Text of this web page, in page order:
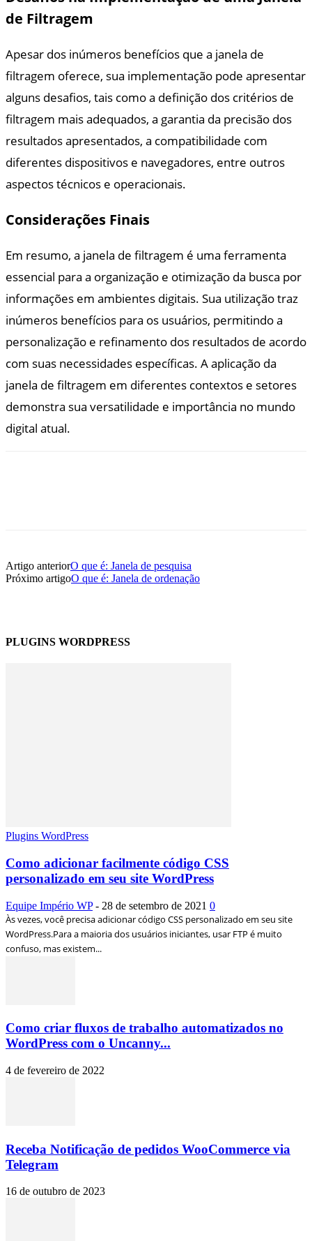
de Filtragem
Apesar dos inúmeros benefícios que a janela de
filtragem oferece, sua implementação pode apresentar
alguns desafios, tais como a definição dos critérios de
filtragem mais adequados, a garantia da precisão dos
resultados apresentados, a compatibilidade com
diferentes dispositivos e navegadores, entre outros
aspectos técnicos e operacionais.
Considerações Finais
Em resumo, a janela de filtragem é uma ferramenta
essencial para a organização e otimização da busca por
informações em ambientes digitais. Sua utilização traz
inúmeros benefícios para os usuários, permitindo a
personalização e refinamento dos resultados de acordo
com suas necessidades específicas. A aplicação da
janela de filtragem em diferentes contextos e setores
demonstra sua versatilidade e importância no mundo
digital atual.
Artigo anteriorO que é: Janela de pesquisa
Próximo artigoO que é: Janela de ordenação
PLUGINS WORDPRESS
Plugins WordPress
Como adicionar facilmente código CSS
personalizado em seu site WordPress
Equipe Império WP - 28 de setembro de 2021 0
Às vezes, você precisa adicionar código CSS personalizado em seu site
WordPress.Para a maioria dos usuários iniciantes, usar FTP é muito
confuso, mas existem...
Como criar fluxos de trabalho automatizados no
WordPress com o Uncanny...
4 de fevereiro de 2022
Receba Notificação de pedidos WooCommerce via
Telegram
16 de outubro de 2023